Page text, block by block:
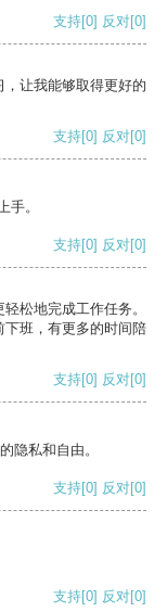
支持[0] 反对[0]
让我能够取得更好的
支持[0] 反对[0]
手。
支持[0] 反对[0]
松地完成工作任务。
班，有更多的时间陪
支持[0] 反对[0]
隐私和自由。
支持[0] 反对[0]
支持[0] 反对[0]